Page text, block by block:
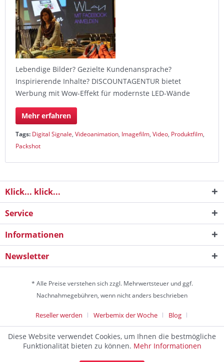
Lebendige Bilder? Gezielte Kundenansprache?
Inspirierende Inhalte? DISCOUNTAGENTUR bietet
Werbung mit Wow-Effekt für modernste LED-Wände
Mehr erfahren
Tags: Digital Signale, Videoanimation, Imagefilm, Video, Produktfilm,
Packshot
Klick... klick...
Service
Informationen
Newsletter
* Alle Preise verstehen sich zzgl. Mehrwertsteuer und ggf.
Nachnahmegebühren, wenn nicht anders beschrieben
Reseller werden Werbemix der Woche
Blog
Die Werbeagentur
Discountagentur Medien- & Werbeagentur aus Helmstedt Copyright
Diese Website verwendet Cookies, um Ihnen die bestmögliche
Funktionalität bieten zu können. Mehr Informationen